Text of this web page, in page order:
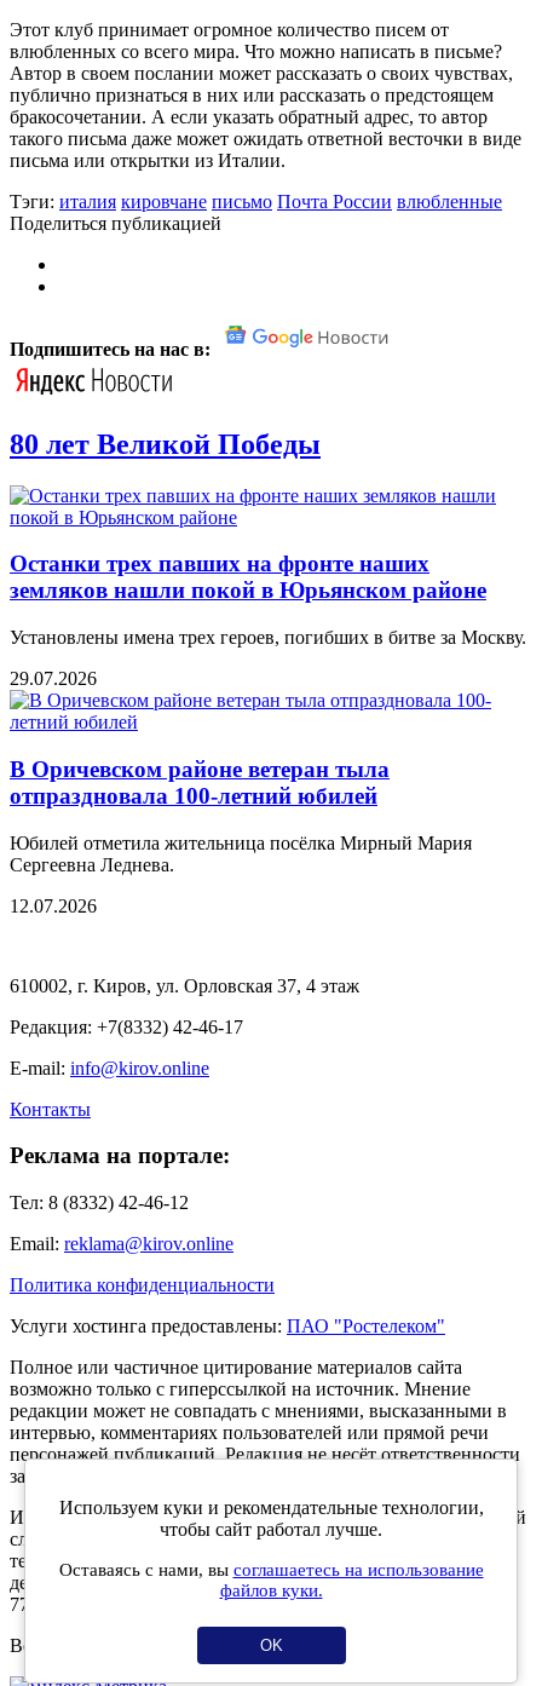
Этот клуб принимает огромное количество писем от
влюбленных со всего мира. Что можно написать в письме?
Автор в своем послании может рассказать о своих чувствах,
публично признаться в них или рассказать о предстоящем
бракосочетании. А если указать обратный адрес, то автор
такого письма даже может ожидать ответной весточки в виде
письма или открытки из Италии.
Тэги: италия кировчане письмо Почта России влюбленные
Поделиться публикацией
Подпишитесь на нас в:
80 лет Великой Победы
Останки трех павших на фронте наших
земляков нашли покой в Юрьянском районе
Установлены имена трех героев, погибших в битве за Москву.
29.07.2026
В Оричевском районе ветеран тыла
отпраздновала 100-летний юбилей
Юбилей отметила жительница посёлка Мирный Мария
Сергеевна Леднева.
12.07.2026
610002, г. Киров, ул. Орловская 37, 4 этаж
Редакция: +7(8332) 42-46-17
E-mail: info@kirov.online
Контакты
Реклама на портале:
Тел: 8 (8332) 42-46-12
Email: reklama@kirov.online
Политика конфиденциальности
Услуги хостинга предоставлены: ПАО "Ростелеком"
Полное или частичное цитирование материалов сайта
возможно только с гиперссылкой на источник. Мнение
редакции может не совпадать с мнениями, высказанными в
интервью, комментариях пользователей или прямой речи
персонажей публикаций. Редакция не несёт ответственности
за текст комментариев читателей.
Интернет-портал Kirov.online зарегистрирован в Федеральной
службе по надзору в сфере связи, информационных
технологий и массовых коммуникаций (Роскомнадзор) 5
декабря 2019 года. Регистрационный номер ЭЛ № ФС 77 -
77189.
Возрастное ограничение 12+
Используем куки и рекомендательные технологии,
чтобы сайт работал лучше.
Оставаясь с нами, вы соглашаетесь на использование
файлов куки.
OK